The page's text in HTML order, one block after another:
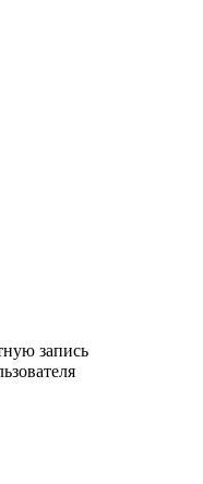
запись